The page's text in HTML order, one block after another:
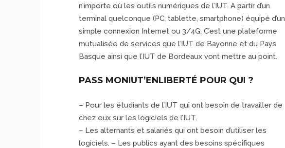
n’importe où les outils numériques de l’IUT. A partir d’un
terminal quelconque (PC, tablette, smartphone) équipé d’un
simple connexion Internet ou 3/4G. C’est une plateforme
mutualisée de services que l’IUT de Bayonne et du Pays
Basque ainsi que l’IUT de Bordeaux vont mettre au point.
PASS MONIUT’ENLIBERTÉ POUR QUI ?
– Pour les étudiants de l’IUT qui ont besoin de travailler de
chez eux sur les logiciels de l’IUT.
– Les alternants et salariés qui ont besoin d’utiliser les
logiciels. – Les publics ayant des besoins spécifiques